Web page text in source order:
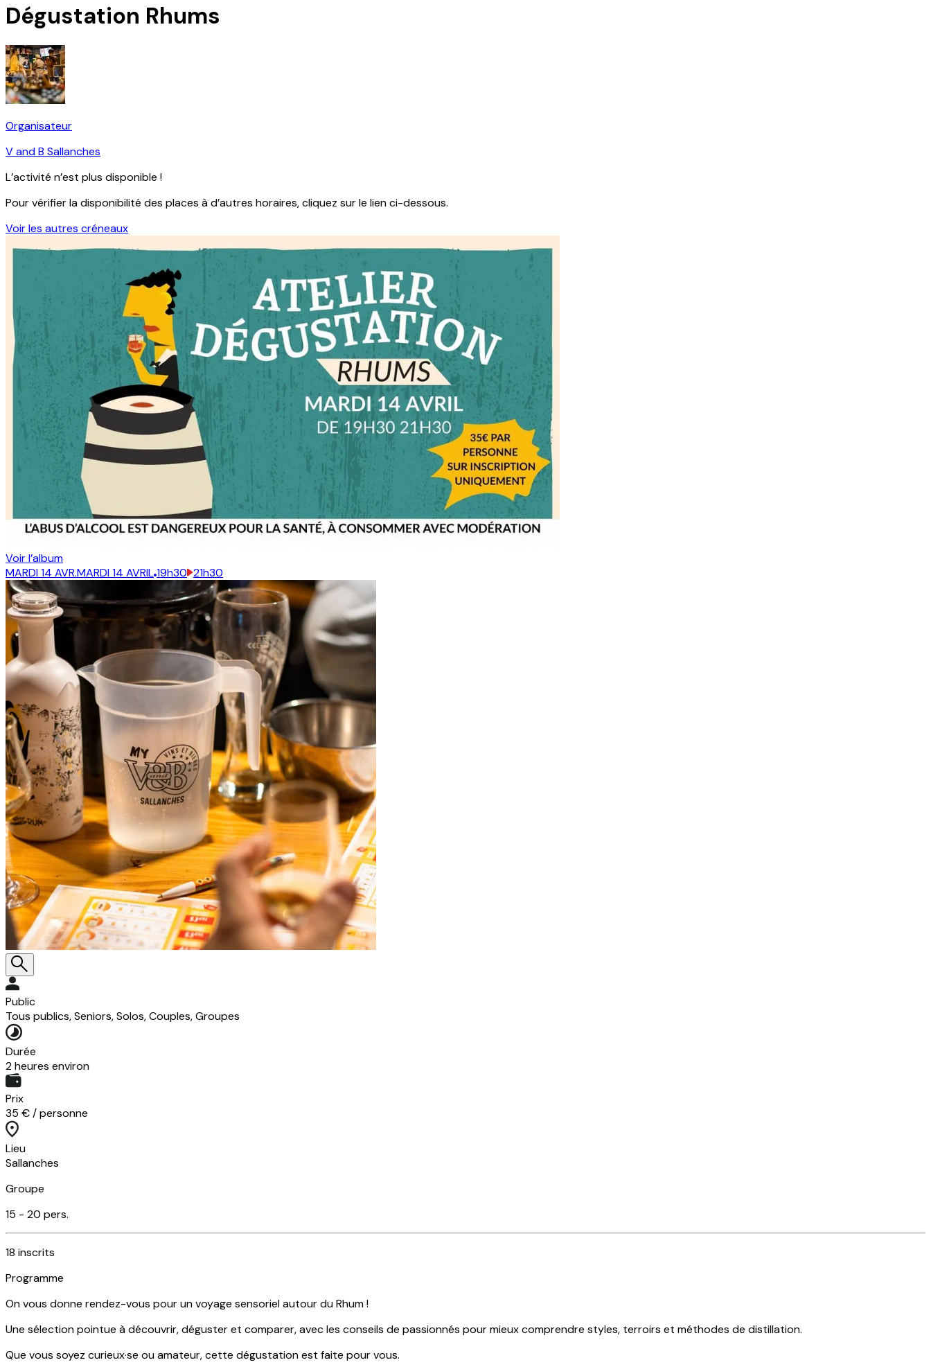
Dégustation Rhums
Organisateur
V and B Sallanches
L’activité n’est plus disponible !
Pour vérifier la disponibilité des places à d’autres horaires, cliquez sur le lien ci-dessous.
Voir les autres créneaux
Voir l’album
MARDI 14 AVR.MARDI 14 AVRIL19h30 21h30
Public
Tous publics, Seniors, Solos, Couples, Groupes
Durée
2 heures environ
Prix
35 € / personne
Lieu
Sallanches
Groupe
15 - 20 pers.
18 inscrits
Programme
On vous donne rendez-vous pour un voyage sensoriel autour du Rhum !
Une sélection pointue à découvrir, déguster et comparer, avec les conseils de passionnés pour mieux comprendre styles, terroirs et méthodes de distillation.
Que vous soyez curieux·se ou amateur, cette dégustation est faite pour vous.